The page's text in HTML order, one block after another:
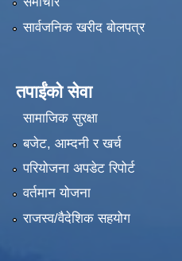
सार्वजनिक खरीद बोलपत्र
तपाईंको सेवा
सामाजिक सुरक्षा
बजेट, आम्दनी र खर्च
परियोजना अपडेट रिपोर्ट
वर्तमान योजना
राजस्व/वैदेशिक सहयोग